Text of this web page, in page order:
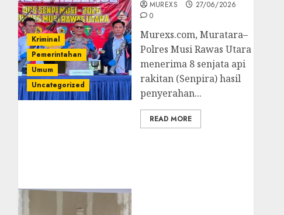
Kriminal
Pemerintahan
Umum
Uncategorized
MUREXS
27/06/2026
0
Murexs.com, Muratara–
Polres Musi Rawas Utara
menerima 8 senjata api
rakitan (Senpira) hasil
penyerahan...
READ MORE